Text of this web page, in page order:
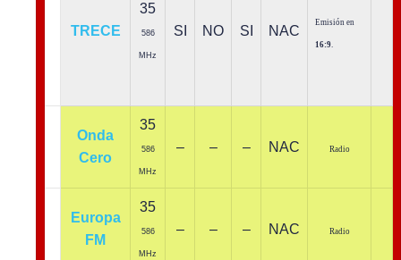
TRECE
35
586
MHz
SI NO SI NAC
Emisión en
16:9
Onda
Cero
35
586
MHz
– – – NAC Radio
Europa
FM
35
586
MHz
– – – NAC Radio